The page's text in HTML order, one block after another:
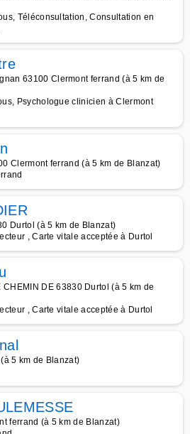
Téléconsultation, Consultation en
63100 Clermont ferrand (à 5 km de
Psychologue clinicien à Clermont
Clermont ferrand (à 5 km de Blanzat)
Durtol (à 5 km de Blanzat)
, Carte vitale acceptée à Durtol
DE 63830 Durtol (à 5 km de
, Carte vitale acceptée à Durtol
5 km de Blanzat)
ferrand (à 5 km de Blanzat)